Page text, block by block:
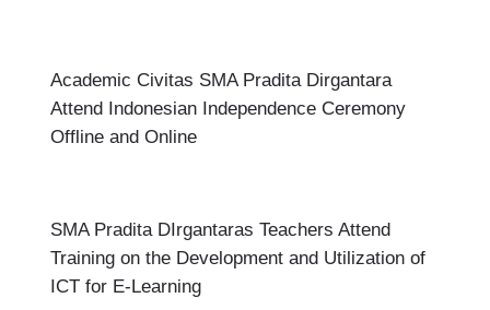
Academic Civitas SMA Pradita Dirgantara
Attend Indonesian Independence Ceremony
Offline and Online
SMA Pradita DIrgantaras Teachers Attend
Training on the Development and Utilization of
ICT for E-Learning